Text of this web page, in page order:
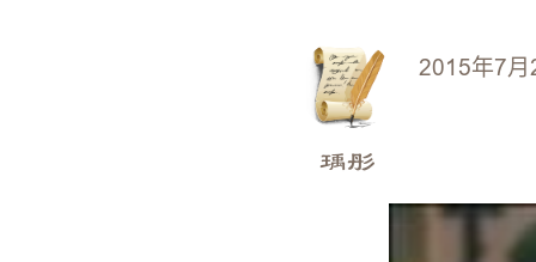
2015年7
瑀彤